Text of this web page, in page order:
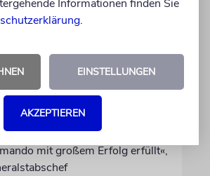
Zamir: Jeder
für die
vom 7. Oktober
Rechenschaft
die beteiligten Terroristen sei
und fortlaufende Aufgabe,
mit großem Erfolg erfüllt«,
Informationen finden Sie
.
EINSTELLUNGEN
AKZEPTIEREN